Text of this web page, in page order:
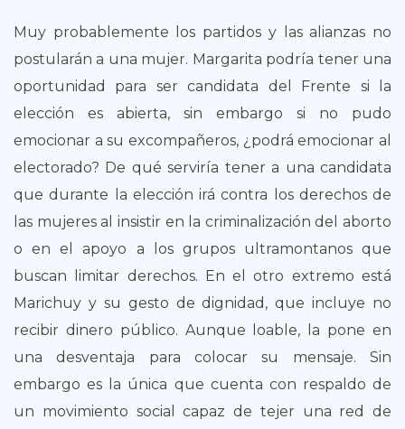
Muy probablemente los partidos y las alianzas no
postularán a una mujer. Margarita podría tener una
oportunidad para ser candidata del Frente si la
elección es abierta, sin embargo si no pudo
emocionar a su excompañeros, ¿podrá emocionar al
electorado? De qué serviría tener a una candidata
que durante la elección irá contra los derechos de
las mujeres al insistir en la criminalización del aborto
o en el apoyo a los grupos ultramontanos que
buscan limitar derechos. En el otro extremo está
Marichuy y su gesto de dignidad, que incluye no
recibir dinero público. Aunque loable, la pone en
una desventaja para colocar su mensaje. Sin
embargo es la única que cuenta con respaldo de
un movimiento social capaz de tejer una red de